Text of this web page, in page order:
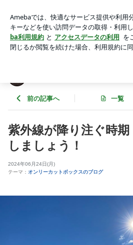
ト専門店のオンリーカットボックス
アプリをダウンロードして ブログの更新
ょう。
前の記事へ 一覧
紫外線が降り注ぐ時
しましょう！
2024年06月24日(月)
テーマ： オンリーカットボックスのブログ